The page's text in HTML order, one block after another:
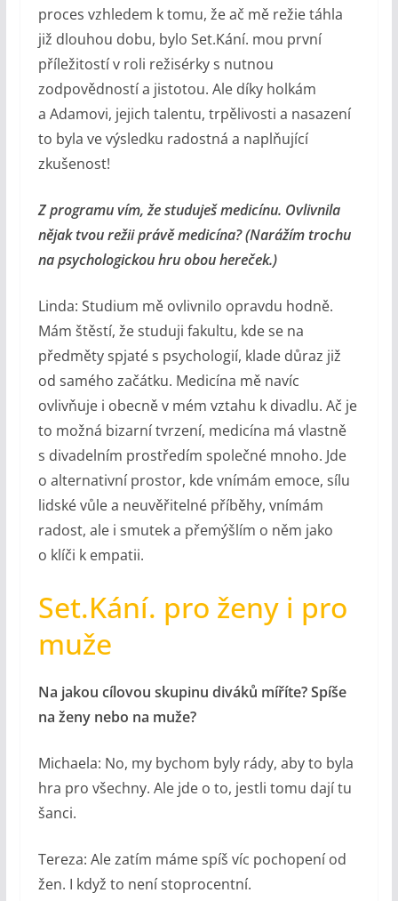
proces vzhledem k tomu, že ač mě režie táhla
již dlouhou dobu, bylo Set.Kání. mou první
příležitostí v roli režisérky s nutnou
zodpovědností a jistotou. Ale díky holkám
a Adamovi, jejich talentu, trpělivosti a nasazení
to byla ve výsledku radostná a naplňující
zkušenost!
Z programu vím, že studuješ medicínu. Ovlivnila
nějak tvou režii právě medicína? (Narážím trochu
na psychologickou hru obou hereček.)
Linda: Studium mě ovlivnilo opravdu hodně.
Mám štěstí, že studuji fakultu, kde se na
předměty spjaté s psychologií, klade důraz již
od samého začátku. Medicína mě navíc
ovlivňuje i obecně v mém vztahu k divadlu. Ač je
to možná bizarní tvrzení, medicína má vlastně
s divadelním prostředím společné mnoho. Jde
o alternativní prostor, kde vnímám emoce, sílu
lidské vůle a neuvěřitelné příběhy, vnímám
radost, ale i smutek a přemýšlím o něm jako
o klíči k empatii.
Set.Kání. pro ženy i pro
muže
Na jakou cílovou skupinu diváků míříte? Spíše
na ženy nebo na muže?
Michaela: No, my bychom byly rády, aby to byla
hra pro všechny. Ale jde o to, jestli tomu dají tu
šanci.
Tereza: Ale zatím máme spíš víc pochopení od
žen. I když to není stoprocentní.